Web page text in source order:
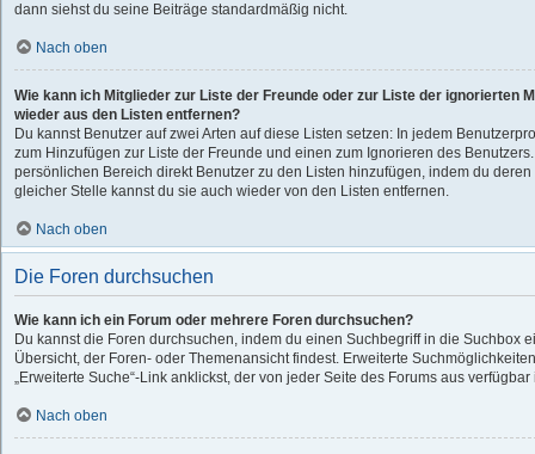
dann siehst du seine Beiträge standardmäßig nicht.
Nach oben
Wie kann ich Mitglieder zur Liste der Freunde oder zur Liste der ignorierten
wieder aus den Listen entfernen?
Du kannst Benutzer auf zwei Arten auf diese Listen setzen: In jedem
zum Hinzufügen zur Liste der Freunde und einen zum Ignorieren des
persönlichen Bereich direkt Benutzer zu den Listen hinzufügen, indem du
gleicher Stelle kannst du sie auch wieder von den Listen entfernen.
Nach oben
Die Foren durchsuchen
Wie kann ich ein Forum oder mehrere Foren durchsuchen?
Du kannst die Foren durchsuchen, indem du einen Suchbegriff in die Suchbox
Übersicht, der Foren- oder Themenansicht findest. Erweiterte
„Erweiterte Suche“-Link anklickst, der von jeder Seite des Forums aus verfügbar
Nach oben